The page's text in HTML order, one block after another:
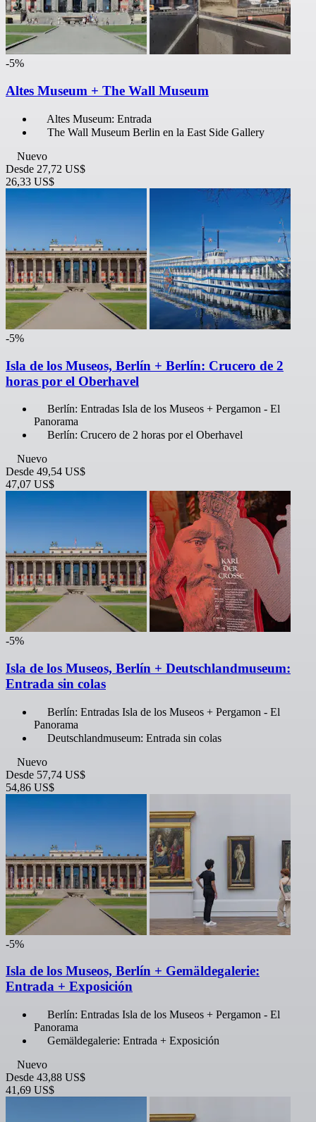
-5%
Altes Museum + The Wall Museum
Altes Museum: Entrada
The Wall Museum Berlin en la East Side Gallery
Nuevo
Desde 27,72 US$
26,33 US$
-5%
Isla de los Museos, Berlín + Berlín: Crucero de 2
horas por el Oberhavel
Berlín: Entradas Isla de los Museos + Pergamon - El
Panorama
Berlín: Crucero de 2 horas por el Oberhavel
Nuevo
Desde 49,54 US$
47,07 US$
-5%
Isla de los Museos, Berlín + Deutschlandmuseum:
Entrada sin colas
Berlín: Entradas Isla de los Museos + Pergamon - El
Panorama
Deutschlandmuseum: Entrada sin colas
Nuevo
Desde 57,74 US$
54,86 US$
-5%
Isla de los Museos, Berlín + Gemäldegalerie:
Entrada + Exposición
Berlín: Entradas Isla de los Museos + Pergamon - El
Panorama
Gemäldegalerie: Entrada + Exposición
Nuevo
Desde 43,88 US$
41,69 US$